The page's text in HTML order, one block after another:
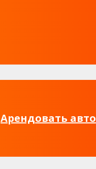
Арендовать авто